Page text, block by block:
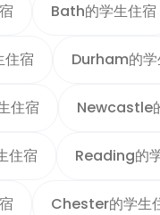
Bath的学生住宿
宿 Durham的学
住宿 Newcastle
住宿 Reading的
Chester的学生